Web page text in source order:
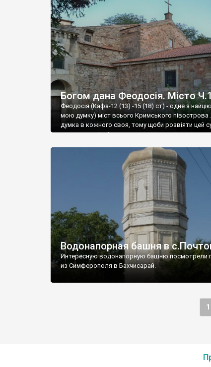
Богом дана Феодосія. Місто
Феодосія (Кафа-12 (13) -15 (18) ст) - одне з
мою думку) міст всього Кримського півострова
думка в кожного своя, тому щоби розвіяти цей
запрошую відвідати це
Водонапорная башня в
Интересную водонапорную башню посмотрели
из Симферополя в Бахчисарай.
1